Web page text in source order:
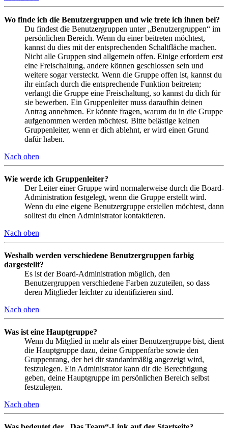
Wo finde ich die Benutzergruppen und wie trete ich ihnen bei?
Du findest die Benutzergruppen unter „Benutzergruppen“ im
persönlichen Bereich. Wenn du einer beitreten möchtest,
kannst du dies mit der entsprechenden Schaltfläche machen.
Nicht alle Gruppen sind allgemein offen. Einige erfordern erst
eine Freischaltung, andere können geschlossen sein und
weitere sogar versteckt. Wenn die Gruppe offen ist, kannst du
ihr einfach durch die entsprechende Funktion beitreten;
verlangt die Gruppe eine Freischaltung, so kannst du dich für
sie bewerben. Ein Gruppenleiter muss daraufhin deinen
Antrag annehmen. Er könnte fragen, warum du in die Gruppe
aufgenommen werden möchtest. Bitte belästige keinen
Gruppenleiter, wenn er dich ablehnt, er wird einen Grund
dafür haben.
Nach oben
Wie werde ich Gruppenleiter?
Der Leiter einer Gruppe wird normalerweise durch die Board-
Administration festgelegt, wenn die Gruppe erstellt wird.
Wenn du eine eigene Benutzergruppe erstellen möchtest, dann
solltest du einen Administrator kontaktieren.
Nach oben
Weshalb werden verschiedene Benutzergruppen farbig
dargestellt?
Es ist der Board-Administration möglich, den
Benutzergruppen verschiedene Farben zuzuteilen, so dass
deren Mitglieder leichter zu identifizieren sind.
Nach oben
Was ist eine Hauptgruppe?
Wenn du Mitglied in mehr als einer Benutzergruppe bist, dient
die Hauptgruppe dazu, deine Gruppenfarbe sowie den
Gruppenrang, der bei dir standardmäßig angezeigt wird,
festzulegen. Ein Administrator kann dir die Berechtigung
geben, deine Hauptgruppe im persönlichen Bereich selbst
festzulegen.
Nach oben